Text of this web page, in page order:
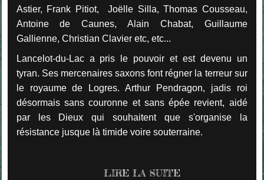
Astier, Frank Pitiot, Joëlle Silla, Thomas Cousseau,
Antoine de Caunes, Alain Chabat, Guillaume
Gallienne, Christian Clavier etc, etc...
Lancelot-du-Lac a pris le pouvoir et est devenu un
tyran. Ses mercenaires saxons font régner la terreur sur
le royaume de Logres. Arthur Pendragon, jadis roi
désormais sans couronne et sans épée revient, aidé
par les Dieux qui souhaitent que s'organise la
résistance jusque là timide voire souterraine.
LIRE LA SUITE